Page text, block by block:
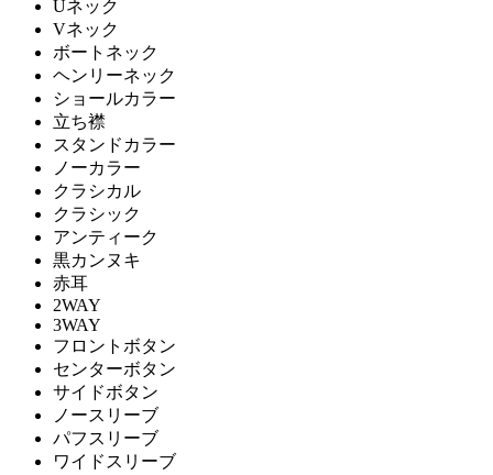
Uネック
Vネック
ボートネック
ヘンリーネック
ショールカラー
立ち襟
スタンドカラー
ノーカラー
クラシカル
クラシック
アンティーク
黒カンヌキ
赤耳
2WAY
3WAY
フロントボタン
センターボタン
サイドボタン
ノースリーブ
パフスリーブ
ワイドスリーブ